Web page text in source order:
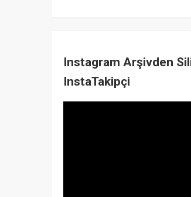
Instagram Arşivden
InstaTakipçi